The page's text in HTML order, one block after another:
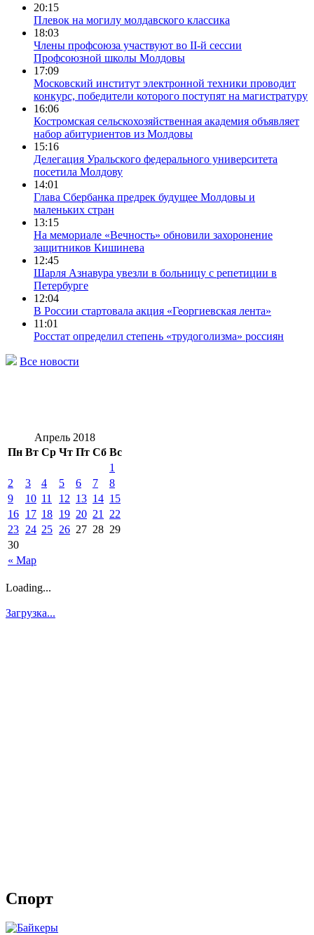
20:15
Плевок на могилу молдавского классика
18:03
Члены профсоюза участвуют во II-й сессии
Профсоюзной школы Молдовы
17:09
Московский институт электронной техники проводит
конкурс, победители которого поступят на магистратуру
16:06
Костромская сельскохозяйственная академия объявляет
набор абитуриентов из Молдовы
15:16
Делегация Уральского федерального университета
посетила Молдову
14:01
Глава Сбербанка предрек будущее Молдовы и
маленьких стран
13:15
На мемориале «Вечность» обновили захоронение
защитников Кишинева
12:45
Шарля Азнавура увезли в больницу с репетиции в
Петербурге
12:04
В России стартовала акция «Георгиевская лента»
11:01
Росстат определил степень «трудоголизма» россиян
Все новости
Апрель 2018
Пн Вт Ср Чт Пт Сб Вс
« Мар
1
2
3 4 5 6 7
8
9
10 11 12 13 14 15
16 17 18 19 20 21
22
23 24 25 26 27 28 29
30
Loading...
Загрузка...
Спорт